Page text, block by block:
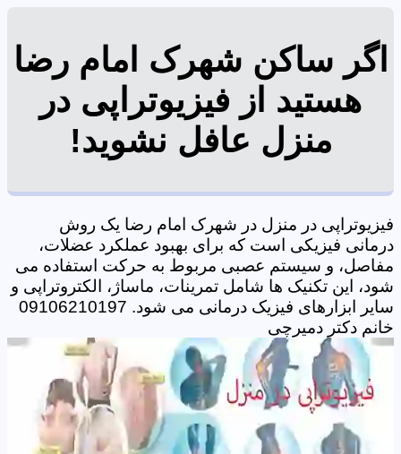
اگر ساکن شهرک امام رضا
هستید از فیزیوتراپی در
منزل عافل نشوید!
فیزیوتراپی در منزل در شهرک امام رضا یک روش
درمانی فیزیکی است که برای بهبود عملکرد عضلات،
مفاصل، و سیستم عصبی مربوط به حرکت استفاده می
شود، این تکنیک ها شامل تمرینات، ماساژ، الکتروتراپی و
سایر ابزارهای فیزیک درمانی می شود. 09106210197
خانم دکتر دمیرچی